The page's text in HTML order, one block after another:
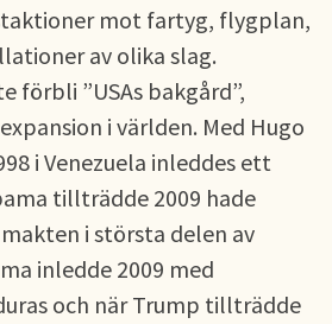
mot fartyg, flygplan,
av olika slag.
förbli ”USAs bakgård”,
i världen. Med Hugo
i Venezuela inleddes ett
tillträdde 2009 hade
i största delen av
inledde 2009 med
och när Trump tillträdde